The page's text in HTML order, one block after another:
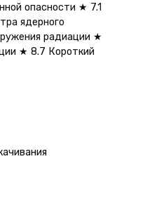
опасности ★ 7.1
ядерного
радиации ★
★ 8.7 Короткий